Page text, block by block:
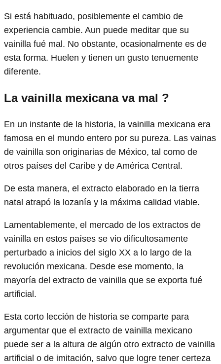
Si está habituado, posiblemente el cambio de
experiencia cambie. Aun puede meditar que su
vainilla fué mal. No obstante, ocasionalmente es de
esta forma. Huelen y tienen un gusto tenuemente
diferente.
La vainilla mexicana va mal ?
En un instante de la historia, la vainilla mexicana era
famosa en el mundo entero por su pureza. Las vainas
de vainilla son originarias de México, tal como de
otros países del Caribe y de América Central.
De esta manera, el extracto elaborado en la tierra
natal atrapó la lozanía y la máxima calidad viable.
Lamentablemente, el mercado de los extractos de
vainilla en estos países se vio dificultosamente
perturbado a inicios del siglo XX a lo largo de la
revolución mexicana. Desde ese momento, la
mayoría del extracto de vainilla que se exporta fué
artificial.
Esta corto lección de historia se comparte para
argumentar que el extracto de vainilla mexicano
puede ser a la altura de algún otro extracto de vainilla
artificial o de imitación, salvo que logre tener certeza